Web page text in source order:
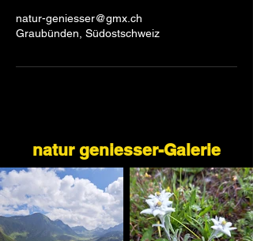
natur-geniesser@gmx.ch
Graubünden, Südostschweiz
natur geniesser-Galerie